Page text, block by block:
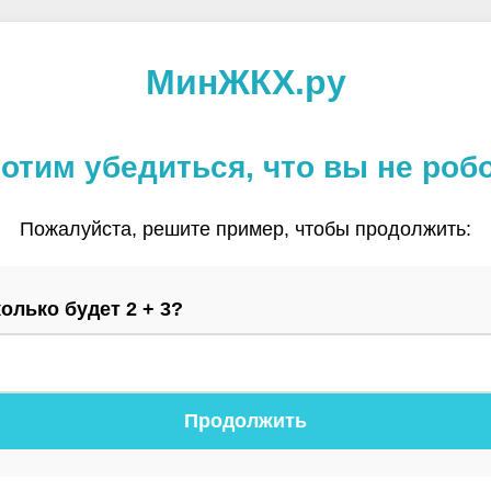
МинЖКХ.ру
убедиться, что вы не
Пожалуйста, решите пример, чтобы продолжить:
будет 2 + 3?
Продолжить